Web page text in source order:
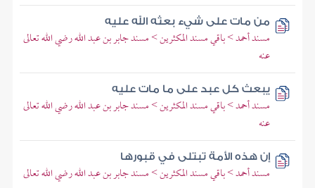
من مات على شيء بعثه الله عليه
مسند أحمد > باقي مسند المكثرين > مسند جابر بن عبد الله رضي الله تعالى
عنه
يبعث كل عبد على ما مات عليه
مسند أحمد > باقي مسند المكثرين > مسند جابر بن عبد الله رضي الله تعالى
عنه
إن هذه الأمة تبتلى في قبورها
مسند أحمد > باقي مسند المكثرين > مسند جابر بن عبد الله رضي الله تعالى